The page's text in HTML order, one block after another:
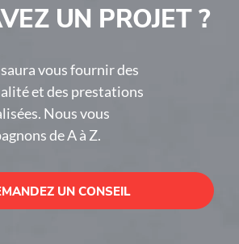
UN PROJET ?
vous fournir des
et des prestations
Nous vous
de A à Z.
UN CONSEIL